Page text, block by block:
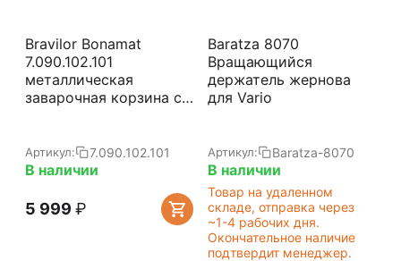
Bravilor Bonamat
7.090.102.101
металлическая
заварочная корзина с
Артикул: 7.090.102.101
В наличии
5 999 ₽
Baratza 8070
Вращающийся
держатель жернова
для Vario
Артикул: Baratza-8070
В наличии
Товар на удаленном
складе, отправка через
~1-4 рабочих дня.
Окончательное наличие
подтвердит менеджер.